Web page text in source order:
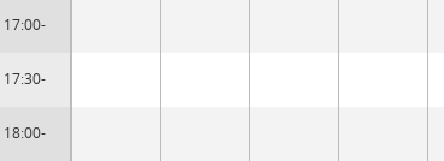
17:00-
17:30-
18:00-